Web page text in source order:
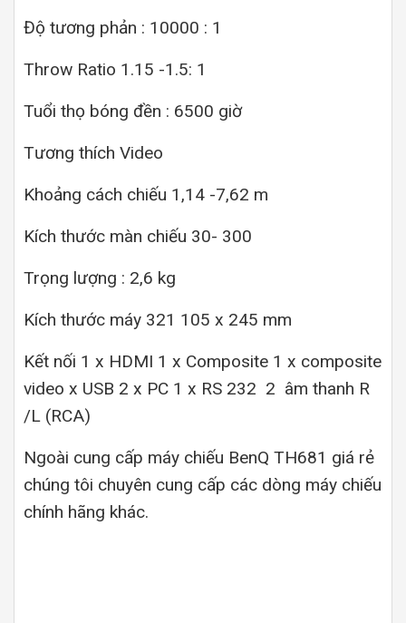
Độ tương phản : 10000 : 1
Throw Ratio 1.15 -1.5: 1
Tuổi thọ bóng đền : 6500 giờ
Tương thích Video
Khoảng cách chiếu 1,14 -7,62 m
Kích thước màn chiếu 30- 300
Trọng lượng : 2,6 kg
Kích thước máy 321 105 x 245 mm
Kết nối 1 x HDMI 1 x Composite 1 x composite
video x USB 2 x PC 1 x RS 232 2 âm thanh R
/L (RCA)
Ngoài cung cấp máy chiếu BenQ TH681 giá rẻ
chúng tôi chuyên cung cấp các dòng máy chiếu
chính hãng khác.